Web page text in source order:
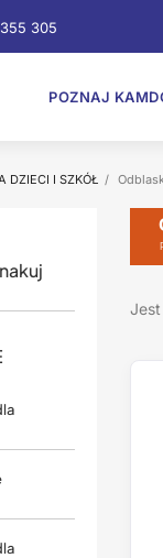
305
POZNAJ
DZIECI I SZKÓŁ
Jest